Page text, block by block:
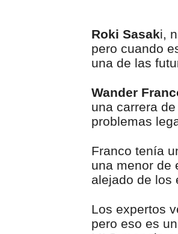
Roki Sasaki,
pero cuando
una de las
Wander
una carrera
problemas
Franco tenía
una menor de
alejado de los
Los expertos
pero eso es